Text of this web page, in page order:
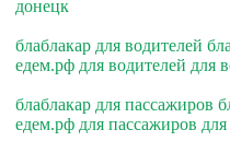
донецк
блаблакар для водителей
едем.рф для водителей для
блаблакар для пассажиров
едем.рф для пассажиров